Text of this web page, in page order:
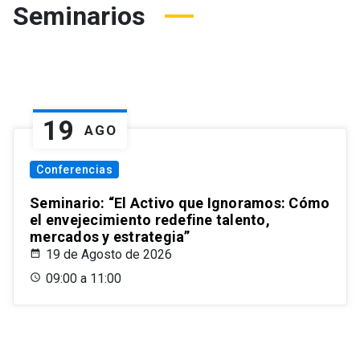
Seminarios
19 AGO
Conferencias
Seminario: “El Activo que Ignoramos: Cómo
el envejecimiento redefine talento,
mercados y estrategia”
19 de Agosto de 2026
09:00 a 11:00